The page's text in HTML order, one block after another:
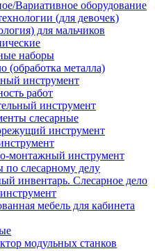
Вариативное оборудование
(для девочек)
для мальчиков
наборы
(обработка металла)
инструмент
работ
инструмент
слесарные
инструмент
монтажный инструмент
по слесарному делу
инвентарь. Слесарное дело
мебель для кабинета
модульных станков